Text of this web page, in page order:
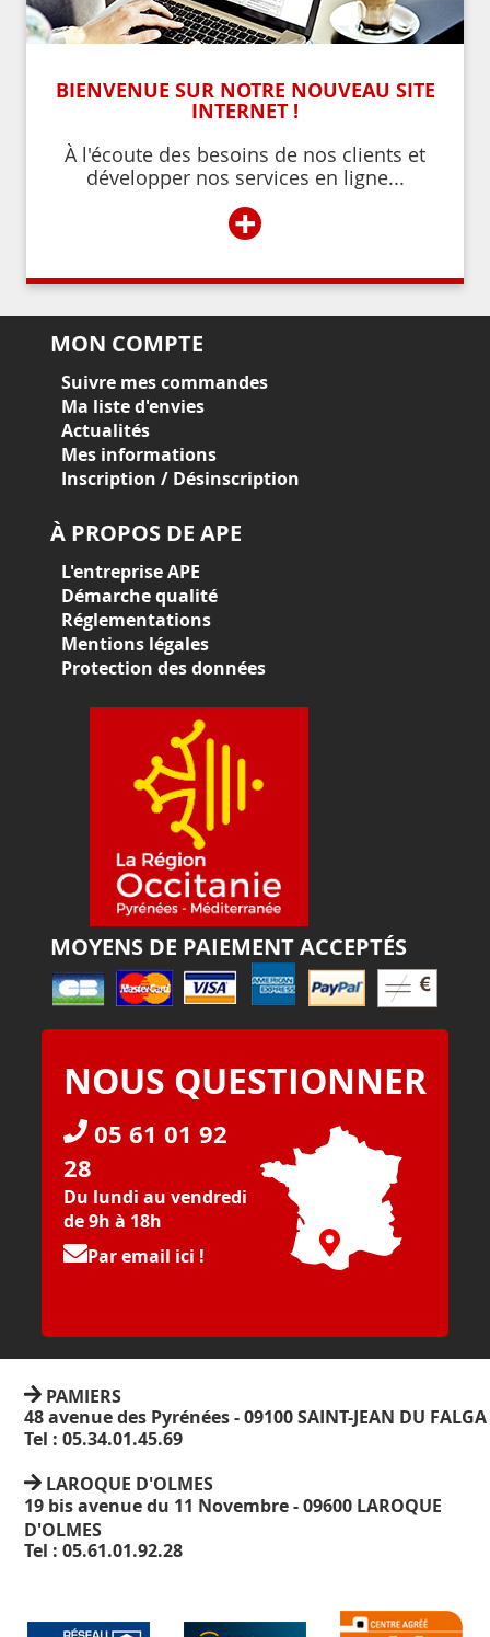
BIENVENUE SUR NOTRE NOUVEAU SITE
INTERNET !
À l'écoute des besoins de nos clients et
développer nos services en ligne...
+
MON COMPTE
Suivre mes commandes
Ma liste d'envies
Actualités
Mes informations
Inscription / Désinscription
À PROPOS DE APE
L'entreprise APE
Démarche qualité
Réglementations
Mentions légales
Protection des données
MOYENS DE PAIEMENT ACCEPTÉS
NOUS QUESTIONNER
05 61 01 92
28
Du lundi au vendredi
de 9h à 18h
Par email ici !
PAMIERS
48 avenue des Pyrénées - 09100 SAINT-JEAN DU FALGA
Tel : 05.34.01.45.69
LAROQUE D'OLMES
19 bis avenue du 11 Novembre - 09600 LAROQUE
D'OLMES
Tel : 05.61.01.92.28